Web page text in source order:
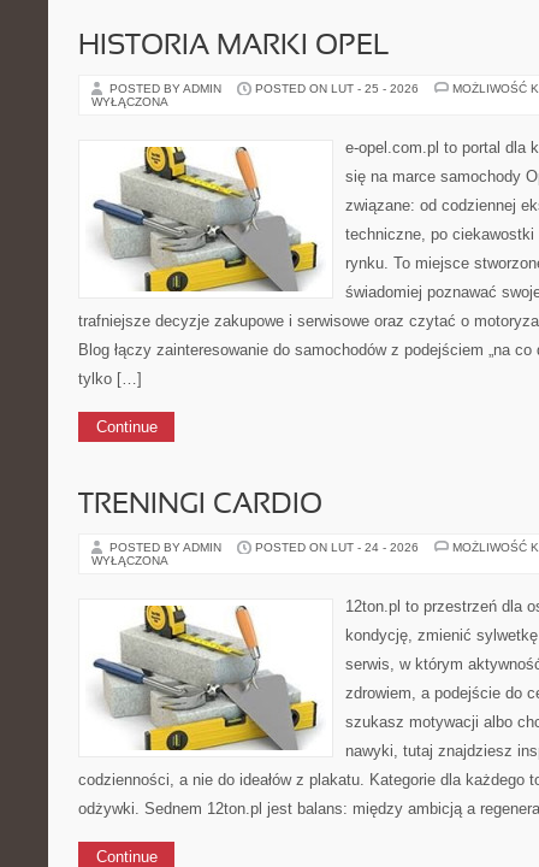
HISTORIA MARKI OPEL
POSTED BY ADMIN POSTED ON LUT - 25 - 2026
MOŻLIWOŚĆ
WYŁĄCZONA
e-opel.com.pl to portal dla
się na marce samochody
związane: od codziennej
techniczne, po
rynku. To miejsce
świadomiej poznawać
trafniejsze decyzje zakupowe i serwisowe oraz czytać o
Blog łączy zainteresowanie do samochodów z podejściem „na
tylko […]
Continue
TRENINGI CARDIO
POSTED BY ADMIN POSTED ON LUT - 24 - 2026
MOŻLIWOŚĆ
WYŁĄCZONA
12ton.pl to przestrzeń dla
kondycję, zmienić
serwis, w którym
zdrowiem, a podejście do
szukasz motywacji albo
nawyki, tutaj znajdziesz
codzienności, a nie do ideałów z plakatu. Kategorie dla każdego
odżywki. Sednem 12ton.pl jest balans: między ambicją a
Continue